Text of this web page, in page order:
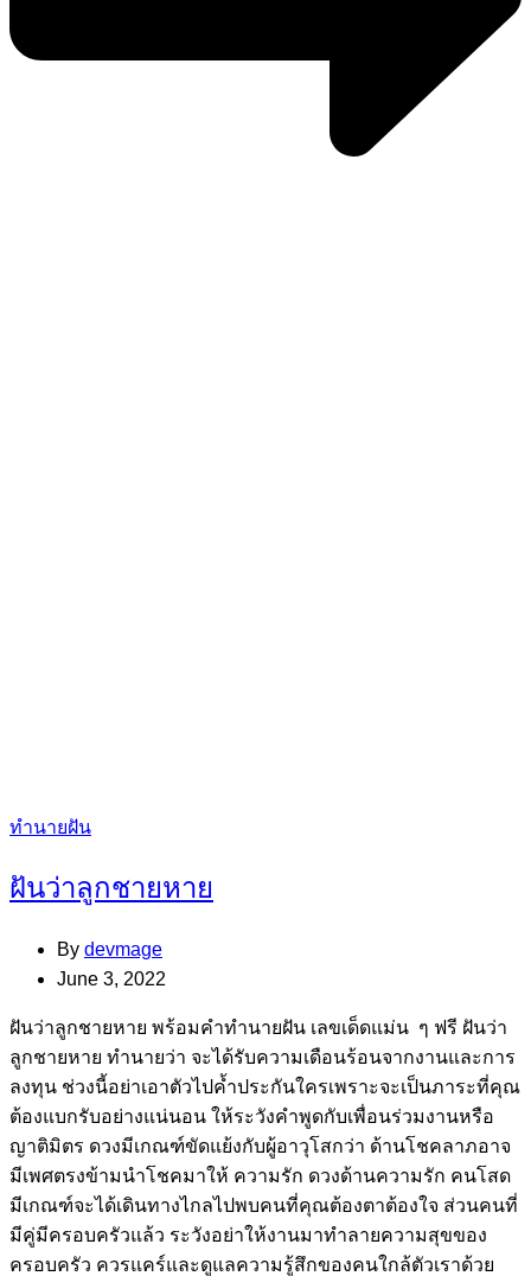
Categories
ทำนายฝัน
ฝันว่าลูกชายหาย
By devmage
June 3, 2022
ฝันว่าลูกชายหาย พร้อมคำทำนายฝัน เลขเด็ดแม่น ๆ ฟรี ฝันว่า
ลูกชายหาย ทำนายว่า จะได้รับความเดือนร้อนจากงานและการ
ลงทุน ช่วงนี้อย่าเอาตัวไปค้ำประกันใครเพราะจะเป็นภาระที่คุณ
ต้องแบกรับอย่างแน่นอน ให้ระวังคำพูดกับเพื่อนร่วมงานหรือ
ญาติมิตร ดวงมีเกณฑ์ขัดแย้งกับผู้อาวุโสกว่า ด้านโชคลาภอาจ
มีเพศตรงข้ามนำโชคมาให้ ความรัก ดวงด้านความรัก คนโสด
มีเกณฑ์จะได้เดินทางไกลไปพบคนที่คุณต้องตาต้องใจ ส่วนคนที่
มีคู่มีครอบครัวแล้ว ระวังอย่าให้งานมาทำลายความสุขของ
ครอบครัว ควรแคร์และดูแลความรู้สึกของคนใกล้ตัวเราด้วย